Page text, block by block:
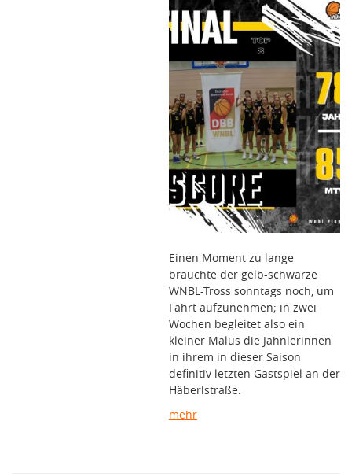
Einen Moment zu lange
brauchte der gelb-schwarze
WNBL-Tross sonntags noch, um
Fahrt aufzunehmen; in zwei
Wochen begleitet also ein
kleiner Malus die Jahnlerinnen
in ihrem in dieser Saison
definitiv letzten Gastspiel an der
Häberlstraße.
mehr